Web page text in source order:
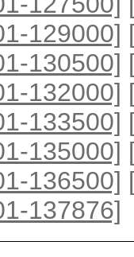
129000]
130500]
132000]
133500]
135000]
136500]
137876]